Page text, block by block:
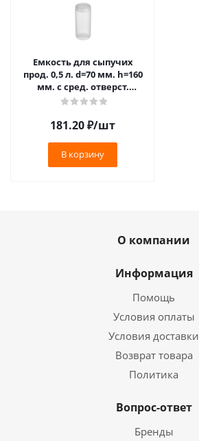
Емкость для сыпучих
прод. 0,5 л. d=70 мм. h=160
мм. с сред. отверст.
прозрачная GP /1/24/ ТП
181.20₽/шт
В корзину
О компании
Информация
Помощь
Условия оплаты
Условия доставки
Возврат товара
Политика
Вопрос-ответ
Бренды